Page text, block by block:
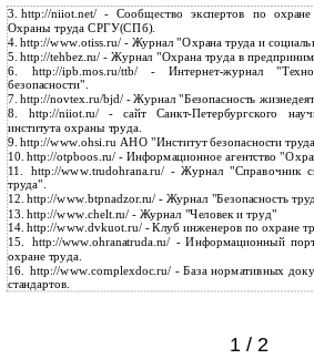
3. http://niiot.net/ - Сообщество экспертов по
Охраны труда СРГУ(СПб).
4. http://www.otiss.ru/ - Журнал "Охрана труда и
5. http://tehbez.ru/ - Журнал "Охрана труда в
6.
http://ipb.mos.ru/ttb/ - Интернет-журнал
безопасности".
7. http://novtex.ru/bjd/ - Журнал "Безопасность
8. http://niiot.ru/ - сайт Санкт-Петербургского
института охраны труда.
9. http://www.ohsi.ru АНО "Институт безопасности
10. http://otpboos.ru/ - Информационное агентство
11.
http://www.trudohrana.ru/ - Журнал "Справочник
труда".
12. http://www.btpnadzor.ru/ - Журнал "Безопасность
13. http://www.chelt.ru/ - Журнал "Человек и труд"
14. http://www.dvkuot.ru/ - Клуб инженеров по охране
15. http://www.ohranatruda.ru/ - Информационный
охране труда.
16.
http://www.complexdoc.ru/ - База нормативных
стандартов.
1 / 2